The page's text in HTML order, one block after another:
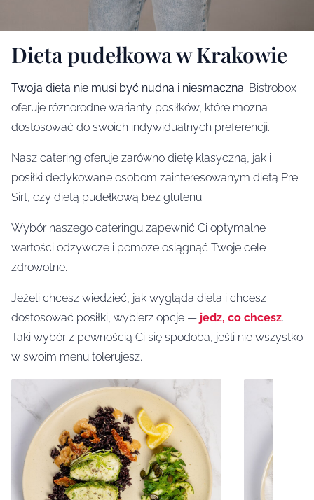
Dieta pudełkowa w Krakowie
Twoja dieta nie musi być nudna i niesmaczna. Bistrobox
oferuje różnorodne warianty posiłków, które można
dostosować do swoich indywidualnych preferencji.
Nasz catering oferuje zarówno dietę klasyczną, jak i
posiłki dedykowane osobom zainteresowanym dietą Pre
Sirt, czy dietą pudełkową bez glutenu.
Wybór naszego cateringu zapewnić Ci optymalne
wartości odżywcze i pomoże osiągnąć Twoje cele
zdrowotne.
Jeżeli chcesz wiedzieć, jak wygląda dieta i chcesz
dostosować posiłki, wybierz opcje — jedz, co chcesz.
Taki wybór z pewnością Ci się spodoba, jeśli nie wszystko
w swoim menu tolerujesz.